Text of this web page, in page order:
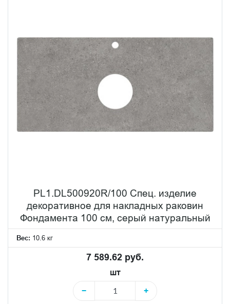
из черного матового металла в сочетании со
столешницами, имитирующими кортеновскую сталь или
натуральный камень, создают выразительные
интерьерные решения.
PL1.DL500920R/100 Спец. изделие
декоративное для накладных раковин
Фондамента 100 см, серый натуральный
Вес: 10.6 кг
7 589.62 руб.
шт
−
+